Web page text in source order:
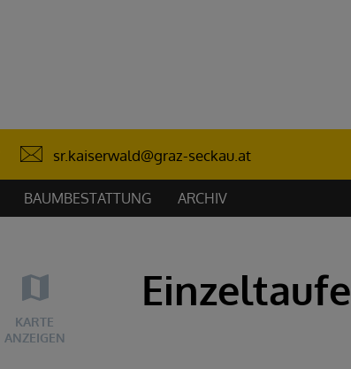
sr.kaiserwald@graz-seckau.at
BAUMBESTATTUNG ARCHIV
KARTE
ANZEIGEN
Einzeltaufe